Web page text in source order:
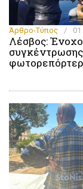
Άρθρο-Τύπος /
Λέσβος:
συγκέντρωσης